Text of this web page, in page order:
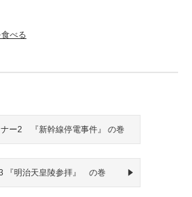
べる
ー2 『新幹線停電事件』 の巻
『明治天皇陵参拝』 の巻